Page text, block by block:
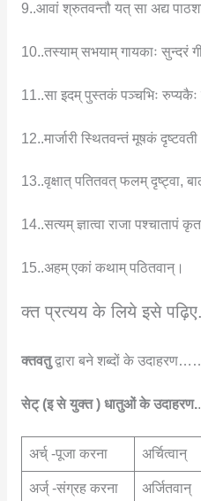
9..आवां श्रुतवन्तौ यत् सा अद्य
10..तस्याम् सभयाम् गायकाः सुन्दरं
11..सा इदम् पुस्तकं पञ्चभिः रुप्यकैः
12..मार्जारी स्थितवन्तं मूषकं
13..वृक्षात् पतितवत् फलम् दृष्ट्वा,
14..सत्यम् ज्ञात्वा राजा पश्चातापं
15..अहम् एकां कथाम् पठितवान्।
क्त प्रत्यय के लिये इसे
क्तवतुद्वारा बने शब्दों के
सेट् (इ से युक्त ) धातुओं के उदाहरण..
अर्च् -पूजा करना अर्चित्वान्
अर्ज् -संग्रह करना अर्जितवान्